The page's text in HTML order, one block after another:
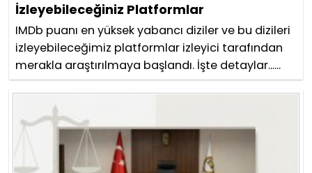
İzleyebileceğiniz Platformlar
IMDb puanı en yüksek yabancı diziler ve bu dizileri
izleyebileceğimiz platformlar izleyici tarafından
merakla araştırılmaya başlandı. İşte detaylar......